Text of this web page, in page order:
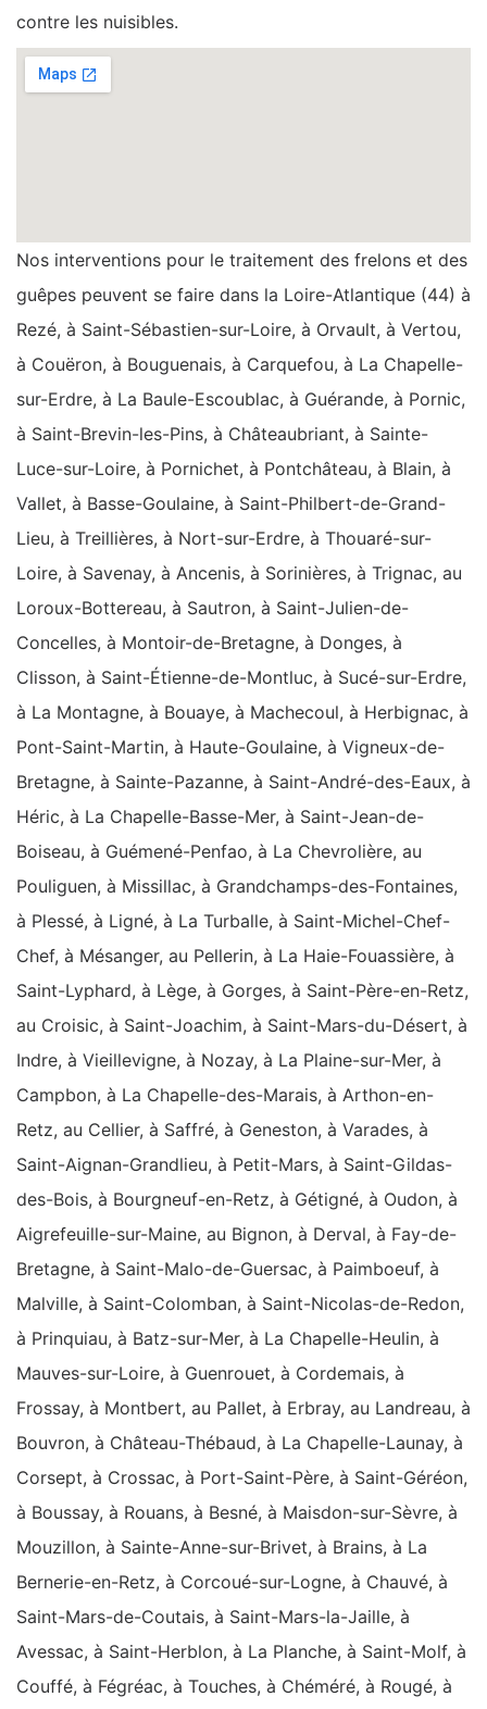
contre les nuisibles.
Nos interventions pour le traitement des frelons et des
guêpes peuvent se faire dans la Loire-Atlantique (44) à
Rezé, à Saint-Sébastien-sur-Loire, à Orvault, à Vertou,
à Couëron, à Bouguenais, à Carquefou, à La Chapelle-
sur-Erdre, à La Baule-Escoublac, à Guérande, à Pornic,
à Saint-Brevin-les-Pins, à Châteaubriant, à Sainte-
Luce-sur-Loire, à Pornichet, à Pontchâteau, à Blain, à
Vallet, à Basse-Goulaine, à Saint-Philbert-de-Grand-
Lieu, à Treillières, à Nort-sur-Erdre, à Thouaré-sur-
Loire, à Savenay, à Ancenis, à Sorinières, à Trignac, au
Loroux-Bottereau, à Sautron, à Saint-Julien-de-
Concelles, à Montoir-de-Bretagne, à Donges, à
Clisson, à Saint-Étienne-de-Montluc, à Sucé-sur-Erdre,
à La Montagne, à Bouaye, à Machecoul, à Herbignac, à
Pont-Saint-Martin, à Haute-Goulaine, à Vigneux-de-
Bretagne, à Sainte-Pazanne, à Saint-André-des-Eaux, à
Héric, à La Chapelle-Basse-Mer, à Saint-Jean-de-
Boiseau, à Guémené-Penfao, à La Chevrolière, au
Pouliguen, à Missillac, à Grandchamps-des-Fontaines,
à Plessé, à Ligné, à La Turballe, à Saint-Michel-Chef-
Chef, à Mésanger, au Pellerin, à La Haie-Fouassière, à
Saint-Lyphard, à Lège, à Gorges, à Saint-Père-en-Retz,
au Croisic, à Saint-Joachim, à Saint-Mars-du-Désert, à
Indre, à Vieillevigne, à Nozay, à La Plaine-sur-Mer, à
Campbon, à La Chapelle-des-Marais, à Arthon-en-
Retz, au Cellier, à Saffré, à Geneston, à Varades, à
Saint-Aignan-Grandlieu, à Petit-Mars, à Saint-Gildas-
des-Bois, à Bourgneuf-en-Retz, à Gétigné, à Oudon, à
Aigrefeuille-sur-Maine, au Bignon, à Derval, à Fay-de-
Bretagne, à Saint-Malo-de-Guersac, à Paimboeuf, à
Malville, à Saint-Colomban, à Saint-Nicolas-de-Redon,
à Prinquiau, à Batz-sur-Mer, à La Chapelle-Heulin, à
Mauves-sur-Loire, à Guenrouet, à Cordemais, à
Frossay, à Montbert, au Pallet, à Erbray, au Landreau, à
Bouvron, à Château-Thébaud, à La Chapelle-Launay, à
Corsept, à Crossac, à Port-Saint-Père, à Saint-Géréon,
à Boussay, à Rouans, à Besné, à Maisdon-sur-Sèvre, à
Mouzillon, à Sainte-Anne-sur-Brivet, à Brains, à La
Bernerie-en-Retz, à Corcoué-sur-Logne, à Chauvé, à
Saint-Mars-de-Coutais, à Saint-Mars-la-Jaille, à
Avessac, à Saint-Herblon, à La Planche, à Saint-Molf, à
Couffé, à Fégréac, à Touches, à Chéméré, à Rougé, à